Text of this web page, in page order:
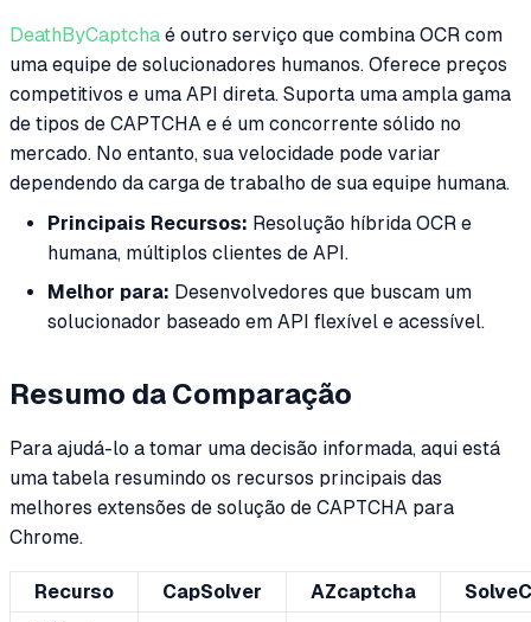
DeathByCaptcha é outro serviço que combina OCR com
uma equipe de solucionadores humanos. Oferece preços
competitivos e uma API direta. Suporta uma ampla gama
de tipos de CAPTCHA e é um concorrente sólido no
mercado. No entanto, sua velocidade pode variar
dependendo da carga de trabalho de sua equipe humana.
Principais Recursos: Resolução híbrida OCR e
humana, múltiplos clientes de API.
Melhor para: Desenvolvedores que buscam um
solucionador baseado em API flexível e acessível.
Resumo da Comparação
Para ajudá-lo a tomar uma decisão informada, aqui está
uma tabela resumindo os recursos principais das
melhores extensões de solução de CAPTCHA para
Chrome.
Recurso CapSolver AZcaptcha